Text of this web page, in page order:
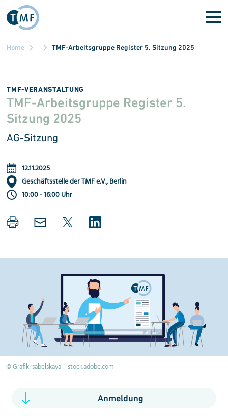
Skip to main content
Home TMF-Arbeitsgruppe Register 5. Sitzung 2025
TMF-VERANSTALTUNG
TMF-Arbeitsgruppe Register 5.
Sitzung 2025
AG-Sitzung
12.11.2025
Geschäftsstelle der TMF e.V., Berlin
10:00 - 16:00 Uhr
© Grafik: sabelskaya – stock.adobe.com
Anmeldung